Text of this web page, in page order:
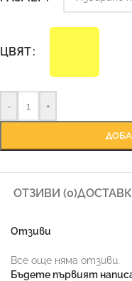
ЦВЯТ
- +
ОТЗИВИ (0)
Отзиви
Все още няма отзиви.
Бъдете първият